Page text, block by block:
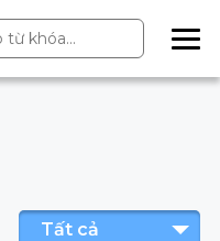
ME
NU
Tất cả